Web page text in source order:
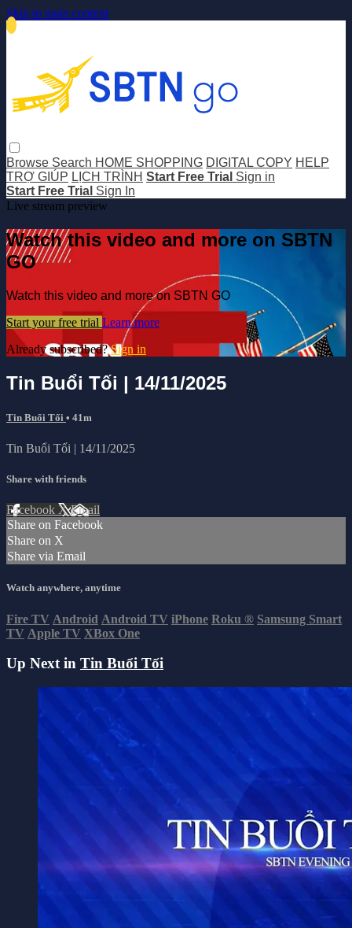
Skip to main content
Browse Search HOME SHOPPING DIGITAL COPY HELP
TRỢ GIÚP LỊCH TRÌNH Start Free Trial Sign in
Start Free Trial Sign In
Live stream preview
Watch this video and more on SBTN
GO
Watch this video and more on SBTN GO
Start your free trial Learn more
Already subscribed?Sign in
Tin Buổi Tối | 14/11/2025
Tin Buổi Tối • 41m
Tin Buổi Tối | 14/11/2025
Share with friends
Facebook XEmail
Share on Facebook
Share on X
Share via Email
Watch anywhere, anytime
Fire TV Android Android TV iPhone Roku ® Samsung Smart
TV Apple TV XBox One
Up Next in Tin Buổi Tối